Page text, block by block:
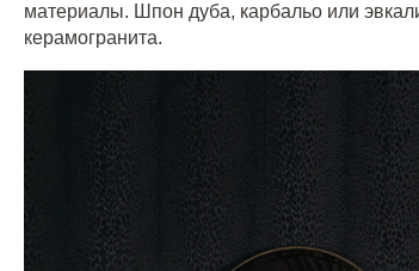
материалы. Шпон дуба, карбальо или
керамогранита.